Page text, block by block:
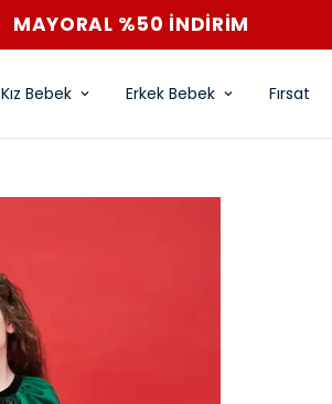
MAYORAL %50 İNDİRİM
Kız Bebek Erkek Bebek Fırsat